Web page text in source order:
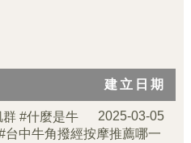
建立日期
2025-03-05
群 #什麼是牛
中牛角撥經按摩推薦哪一